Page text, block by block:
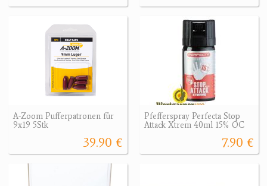
A-Zoom Pufferpatronen für
9x19 5Stk
39.90 €
Pfefferspray Perfecta Stop
Attack Xtrem 40ml 15% OC
7.90 €